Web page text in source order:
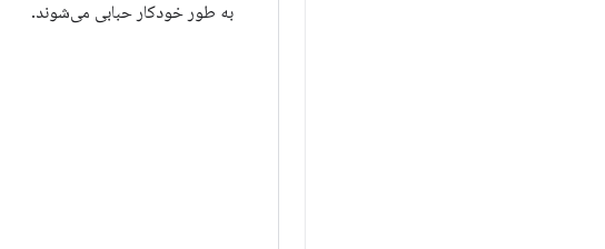
به طور خودکار حبابی می‌شوند.